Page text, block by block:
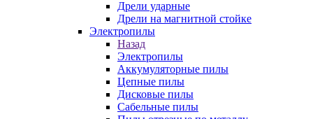
Дрели ударные
Дрели на магнитной стойке
Электропилы
Назад
Электропилы
Аккумуляторные пилы
Цепные пилы
Дисковые пилы
Сабельные пилы